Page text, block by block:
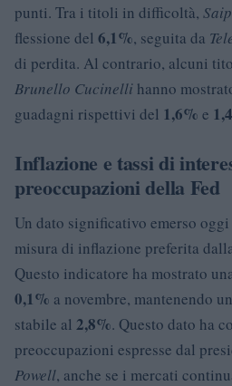
punti. Tra i titoli in difficoltà,
flessione del 6,1%, seguita da
di perdita. Al contrario, alcuni
Brunello Cucinelli hanno
guadagni rispettivi del 1,6% e
Inflazione e tassi di
preoccupazioni della Fed
Un dato significativo emerso
misura di inflazione preferita
Questo indicatore ha mostrato
0,1% a novembre, mantenendo
stabile al 2,8%. Questo dato ha
preoccupazioni espresse dal
Powell, anche se i mercati